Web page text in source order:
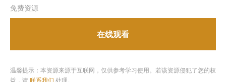
免费资源
在线观看
温馨提示：本资源来源于互联网，仅供参考学习使用。若该资源侵犯了您的权
益，请 联系我们 处理。